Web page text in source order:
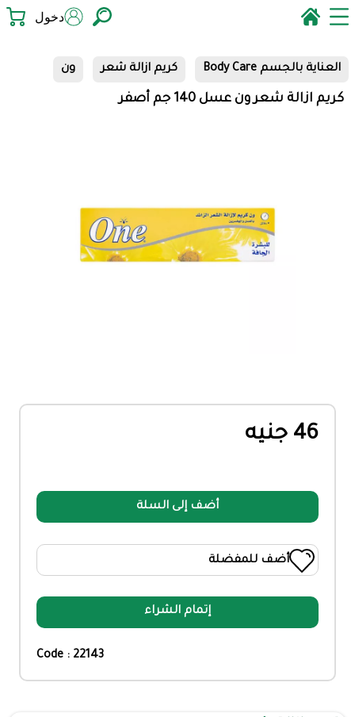
دخول
العناية بالجسم Body Care كريم ازالة شعر ون
كريم ازالة شعر ون عسل 140 جم أصفر
46 جنيه
أضف إلى السلة
أضف للمفضلة
إتمام الشراء
Code : 22143